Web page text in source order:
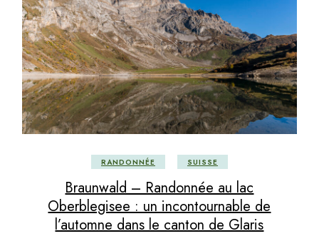
RANDONNÉE SUISSE
Braunwald – Randonnée au lac
Oberblegisee : un incontournable de
l’automne dans le canton de Glaris